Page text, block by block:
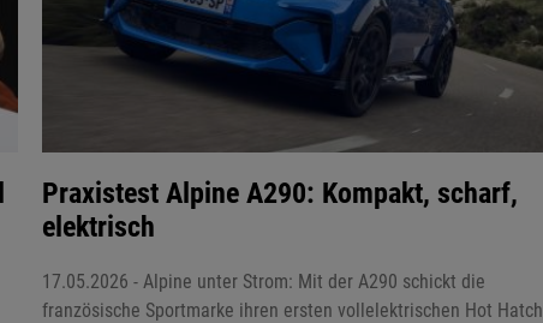
Praxistest Alpine A290: Kompakt, scharf,
elektrisch
17.05.2026 - Alpine unter Strom: Mit der A290 schickt die
französische Sportmarke ihren ersten vollelektrischen Hot Hatch